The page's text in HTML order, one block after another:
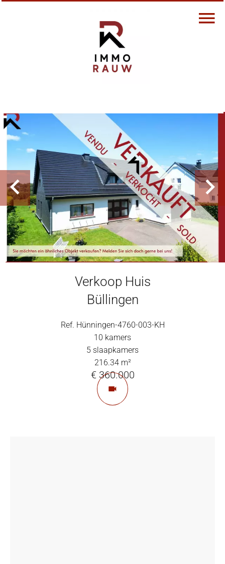
Verkoop Huis
Büllingen
Ref. Hünningen-4760-003-KH
10 kamers
5 slaapkamers
216.34 m²
€ 360.000